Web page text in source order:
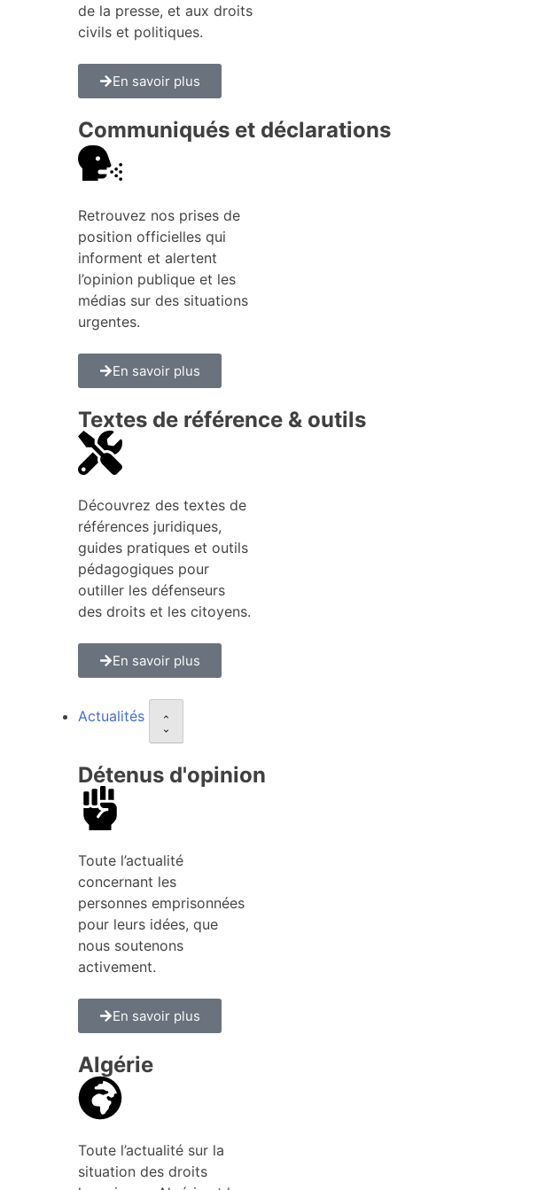
de la presse, et aux droits
civils et politiques.
En savoir plus
Communiqués et déclarations
Retrouvez nos prises de
position officielles qui
informent et alertent
l’opinion publique et les
médias sur des situations
urgentes.
En savoir plus
Textes de référence & outils
Découvrez des textes de
références juridiques,
guides pratiques et outils
pédagogiques pour
outiller les défenseurs
des droits et les citoyens.
En savoir plus
Actualités
Détenus d'opinion
Toute l’actualité
concernant les
personnes emprisonnées
pour leurs idées, que
nous soutenons
activement.
En savoir plus
Algérie
Toute l’actualité sur la
situation des droits